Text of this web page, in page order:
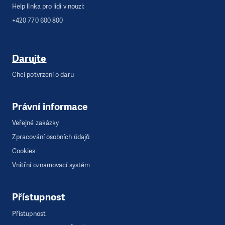
Otevírací doba:
Pondělí 13 - 20 h
Čtvrtek 12 - 17 h
Pátek 10 - 12 h a 13 - 16 h
Help linka pro lidi v nouzi:
+420 770 600 800
Darujte
Chci potvrzení o daru
Právní informace
Veřejné zakázky
Zpracování osobních údajů
Cookies
Vnitřní oznamovací systém
Přístupnost
Přístupnost